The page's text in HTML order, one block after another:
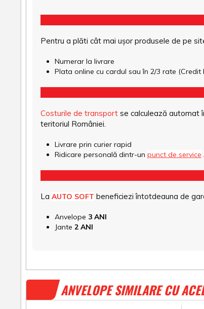
Pentru a plăti cât mai ușor produsele de pe
Numerar la livrare
Plata online cu cardul sau în 2/3 rate (Credit
Costurile de transport se calculează automat
teritoriul României.
Livrare prin curier rapid
Ridicare personală dintr-un punct de service
La AUTO SOFT beneficiezi întotdeauna de
Anvelope 3 ANI
Jante 2 ANI
ANVELOPE SIMILARE CU